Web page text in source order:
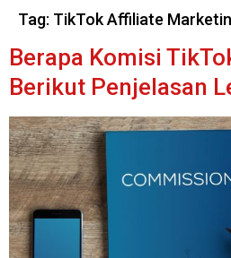
Tag: TikTok Affiliate
Berapa Komisi
Berikut Penjelasan